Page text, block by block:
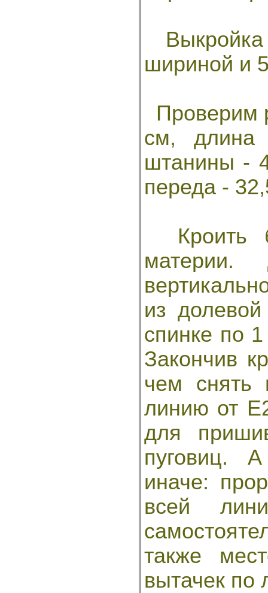
Выкройка
шириной и
Проверим
см,
штанины -
переда -
Кроить
материи.
из
спинке по
Закончив
чем снять
линию от
для
пуговиц.
иначе:
всей
также
вытачек по